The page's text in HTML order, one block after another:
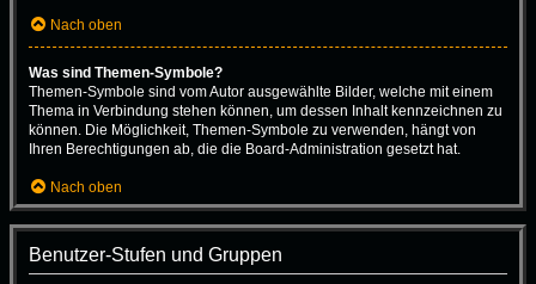
Nach oben
Was sind Themen-Symbole?
Themen-Symbole sind vom Autor ausgewählte Bilder, welche mit einem
Thema in Verbindung stehen können, um dessen Inhalt kennzeichnen zu
können. Die Möglichkeit, Themen-Symbole zu verwenden, hängt von
Ihren Berechtigungen ab, die die Board-Administration gesetzt hat.
Nach oben
Benutzer-Stufen und Gruppen